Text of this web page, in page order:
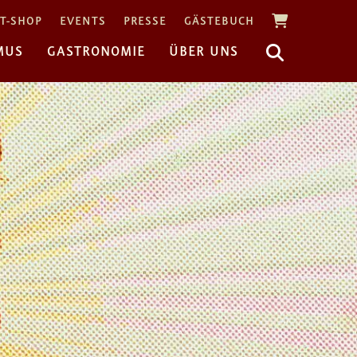
SHOP EVENTS PRESSE GÄSTEBUCH
GASTRONOMIE ÜBER UNS